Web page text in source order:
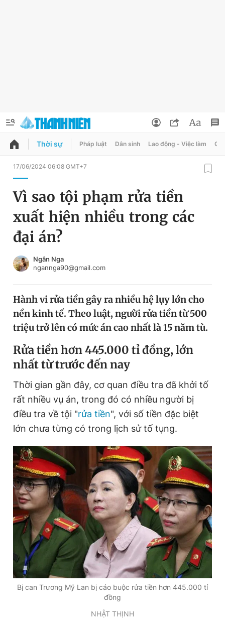
QUẢNG CÁO
Chuyên mục
Chuyên mục khác
Chào ngày mới
Video Magazine
Sản phẩm khác
Tiện ích Bạn cần biết
Thông tin tòa soạn Liên hệ quảng cáo
Đọc Thanh Niên trên điện thoại
Theo dõi báo trên
Hotline
0906 645 777
Liên hệ quảng cáo
0908 780 404
RSS Tòa soạn
Đổi mật khẩu
Tin đã lưu
Đăng xuất
Thời sự Pháp luật Dân sinh Lao động - Việc làm
17/06/2024 06:08 GMT+7
Vì sao tội phạm rửa tiền
xuất hiện nhiều trong các
đại án?
Ngân Nga
ngannga90@gmail.com
Hành vi rửa tiền gây ra nhiều hệ lụy lớn cho
nền kinh tế. Theo luật, người rửa tiền từ 500
triệu trở lên có mức án cao nhất là 15 năm tù.
Rửa tiền hơn 445.000 tỉ đồng, lớn
nhất từ trước đến nay
Thời gian gần đây, cơ quan điều tra đã khởi tố
rất nhiều vụ án, trong đó có nhiều người bị
điều tra về tội "rửa tiền", với số tiền đặc biệt
lớn chưa từng có trong lịch sử tố tụng.
Bị can Trương Mỹ Lan bị cáo buộc rửa tiền hơn 445.000 tỉ
đồng
NHẬT THỊNH